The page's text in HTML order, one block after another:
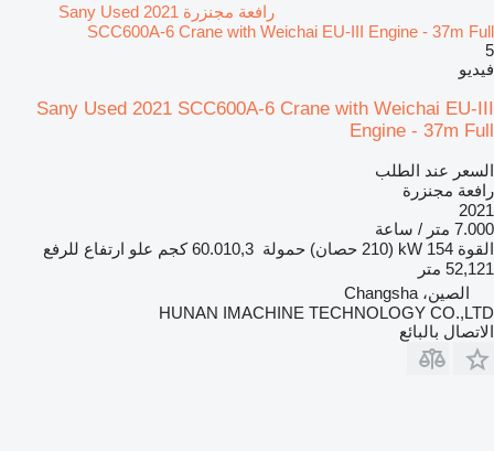
رافعة مجنزرة Sany Used 2021
SCC600A-6 Crane with Weichai EU-III Engine - 37m Full
5
فيديو
Sany Used 2021 SCC600A-6 Crane with Weichai EU-III
Engine - 37m Full
السعر عند الطلب
رافعة مجنزرة
2021
7.000 متر / ساعة
القوة 154 kW (210 حصان) حمولة 60.010,3 كجم
علو ارتفاع للرفع
52,121 متر
الصين، Changsha
HUNAN IMACHINE TECHNOLOGY CO.,LTD
الاتصال بالبائع